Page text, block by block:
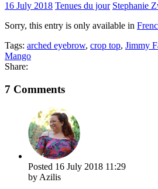
16 July 2018 Tenues du jour Stephanie
Sorry, this entry is only available in
Tags: arched eyebrow, crop top, Jimmy
Mango
Share:
7 Comments
Posted 16 July 2018 11:29
by Azilis